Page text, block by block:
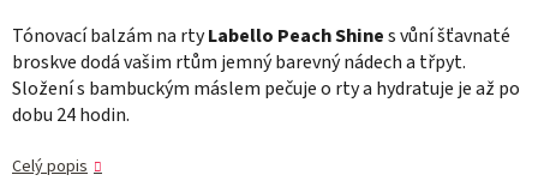
Tónovací balzám na rtyLabello Peach Shines vůní šťavnaté
broskve dodá vašim rtům jemný barevný nádech a třpyt.
Složení s bambuckým máslem pečuje o rty a hydratuje je až po
dobu 24 hodin.
Celý popis